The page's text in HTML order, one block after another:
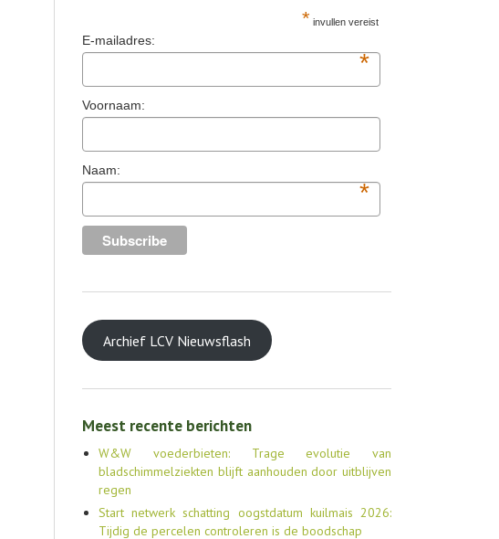
* invullen vereist
E-mailadres:
*
Voornaam:
Naam:
*
Archief LCV Nieuwsflash
Meest recente berichten
W&W voederbieten: Trage evolutie van
bladschimmelziekten blijft aanhouden door uitblijven
regen
Start netwerk schatting oogstdatum kuilmais 2026:
Tijdig de percelen controleren is de boodschap